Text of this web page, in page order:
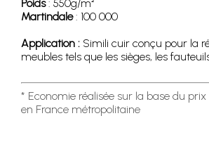
Poids: 550g/m²
Martindale: 100 000
Application : Simili cuir conçu pour la
meubles tels que les sièges, les
* Economie réalisée sur la base du
en France métropolitaine